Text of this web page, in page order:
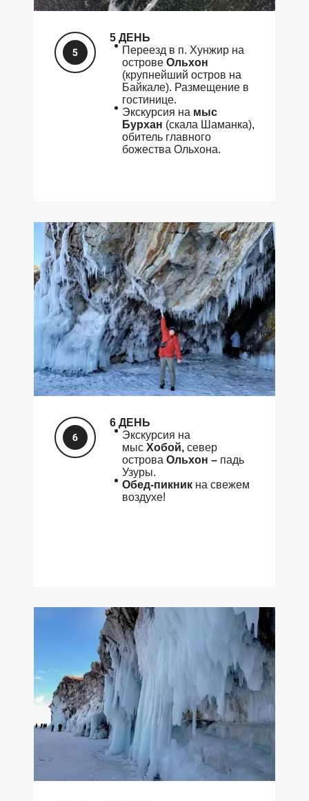
5 ДЕНЬ
Переезд в п. Хунжир на
острове Ольхон
(крупнейший остров на
Байкале). Размещение в
гостинице.
Экскурсия на мыс
Бурхан (скала Шаманка),
обитель главного
божества Ольхона.
6 ДЕНЬ
Экскурсия на
мыс Хобой, север
острова Ольхон – падь
Узуры.
Обед-пикник на свежем
воздухе!